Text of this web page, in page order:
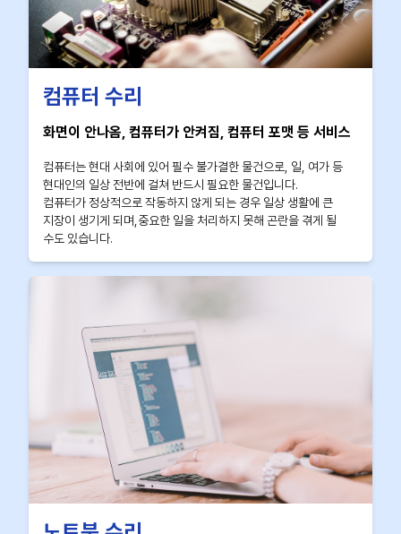
컴퓨터 수리
화면이 안나옴, 컴퓨터가 안켜짐, 컴퓨터 포맷 등 서비스
컴퓨터는 현대 사회에 있어 필수 불가결한 물건으로, 일, 여가 등
현대인의 일상 전반에 걸쳐 반드시 필요한 물건입니다.
컴퓨터가 정상적으로 작동하지 않게 되는 경우 일상 생활에 큰
지장이 생기게 되며,중요한 일을 처리하지 못해 곤란을 겪게 될
수도 있습니다.